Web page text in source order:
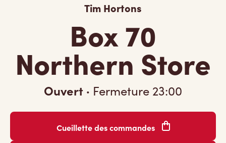
Tim Hortons
Box 70
Northern Store
Ouvert · Fermeture 23:00
Cueillette des commandes